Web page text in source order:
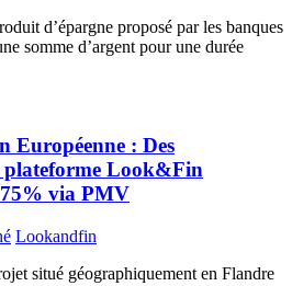
d’épargne proposé par les banques
somme d’argent pour une durée
Européenne : Des
plateforme Look&Fin
via PMV
Lookandfin
situé géographiquement en Flandre